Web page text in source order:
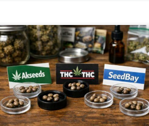
Najbardziej poszukiwane genetyki wśród
kolekcjonerów Świat kolekcjonowania nasion konopi
od lat przyciąga coraz większą liczbę pasjonatów
zainteresowanych historią hodowli, różnorodnością
genetyczną oraz rozwojem najbardziej
rozpoznawalnych linii odmian. Dla wielu
kolekcjonerów poszczególne genetyki mają wartość
znacznie wykraczającą poza samą nazwę. Stanowią
[…]